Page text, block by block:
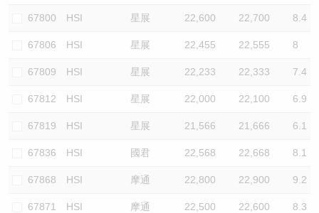
67800 HSI 星展 22,600 22,700 8.4
67806 HSI 星展 22,455 22,555 8
67809 HSI 星展 22,233 22,333 7.4
67812 HSI 星展 22,000 22,100 6.9
67819 HSI 星展 21,566 21,666 6.1
67836 HSI 國君 22,568 22,668 8.1
67868 HSI 摩通 22,800 22,900 9.2
67871 HSI 摩通 22,500 22,600 8.3